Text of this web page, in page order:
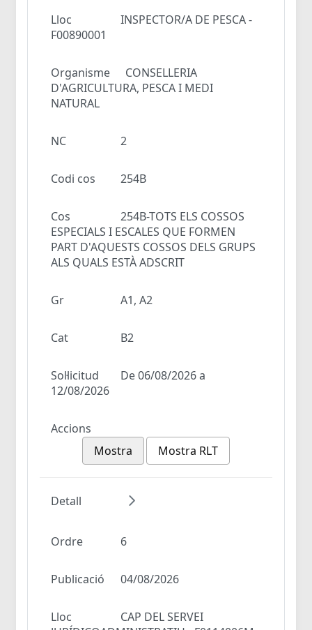
Lloc
INSPECTOR/A DE PESCA -
F00890001
Organisme
CONSELLERIA
D'AGRICULTURA, PESCA I MEDI
NATURAL
NC 2
Codi cos 254B
Cos
254B-TOTS ELS COSSOS
ESPECIALS I ESCALES QUE FORMEN
PART D'AQUESTS COSSOS DELS GRUPS
ALS QUALS ESTÀ ADSCRIT
Gr A1, A2
Cat B2
Sol·licitud
De 06/08/2026 a
12/08/2026
Accions
Mostra
Mostra RLT
Detall
Ordre 6
Publicació 04/08/2026
Lloc
CAP DEL SERVEI